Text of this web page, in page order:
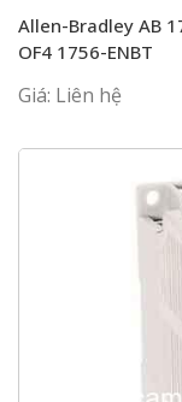
Allen-Bradley AB
OF4 1756-ENBT
Giá: Liên hệ